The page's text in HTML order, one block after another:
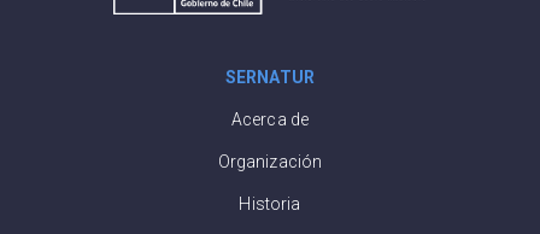
SERNATUR
Acerca de
Organización
Historia